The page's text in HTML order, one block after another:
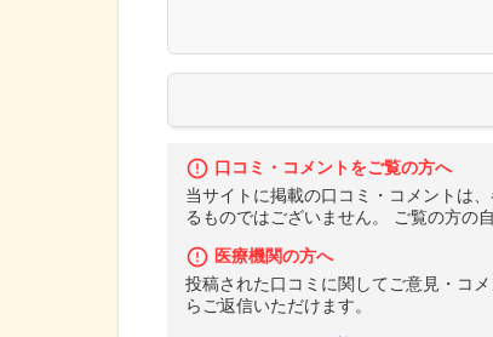
口コミ・コメントをご覧の方へ
当サイトに掲載の口コミ・コメントは
るものではございません。 ご覧の方の
医療機関の方へ
投稿された口コミに関してご意見・コ
らご返信いただけます。